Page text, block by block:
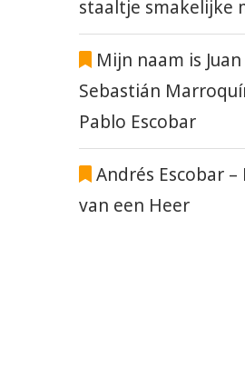
staaltje smakelijke
Mijn naam is
Sebastián
Pablo Escobar
Andrés Escobar
van een Heer